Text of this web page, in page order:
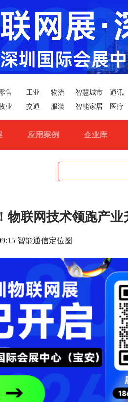
售 工业 物流 智慧城市 通讯
业
交通 服装 智能家居 医疗
应用案例 企业库
物联网技术领跑产业
智能通信定位圈